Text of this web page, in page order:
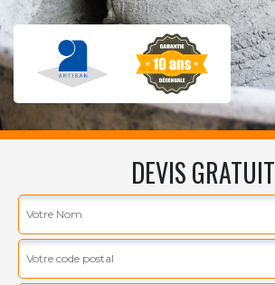
DEVIS GRATUIT